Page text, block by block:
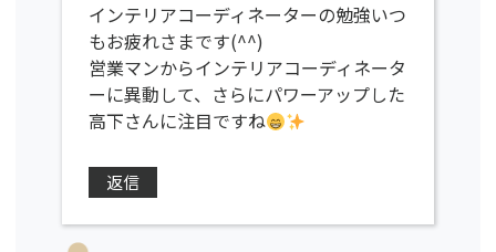
インテリアコーディネーターの勉強いつ
もお疲れさまです(^^)
営業マンからインテリアコーディネータ
ーに異動して、さらにパワーアップした
高下さんに注目ですね
返信